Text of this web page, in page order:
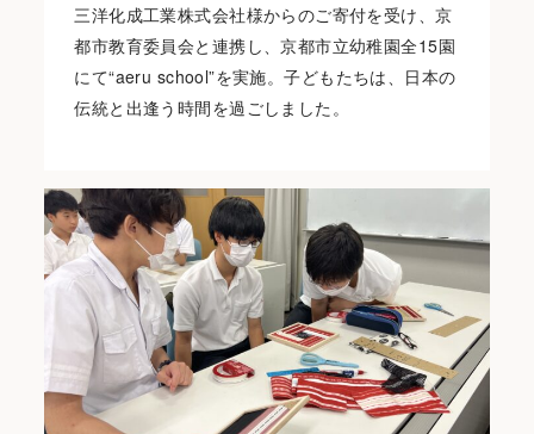
三洋化成工業株式会社様からのご寄付を受け、京
都市教育委員会と連携し、京都市立幼稚園全15園
にて“aeru school”を実施。子どもたちは、日本の
伝統と出逢う時間を過ごしました。